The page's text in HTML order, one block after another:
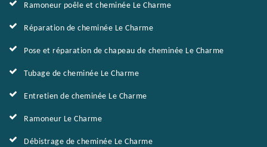
Ramoneur poêle et cheminée Le Charme
Réparation de cheminée Le Charme
Pose et réparation de chapeau de cheminée Le Charme
Tubage de cheminée Le Charme
Entretien de cheminée Le Charme
Ramoneur Le Charme
Débistrage de cheminée Le Charme